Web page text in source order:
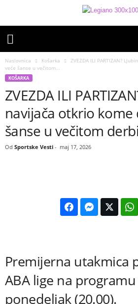
Naslovnica Košarka
ZVEZDA ILI PARTIZAN?
veće šanse u večitom...
KOŠARKA
ZVEZDA ILI
navijača otkrio kome
šanse u večitom
Od Sportske Vesti - maj 17, 2026
Premijerna utakmica
ABA lige na
ponedeljak (20.00).